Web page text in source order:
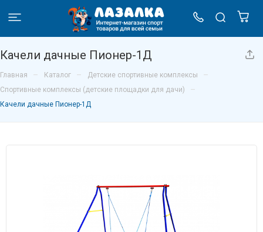
Качели дачные Пионер-1Д
Главная – Каталог – Детские спортивные комплексы –
Спортивные комплексы (детские площадки для дачи) –
Качели дачные Пионер-1Д